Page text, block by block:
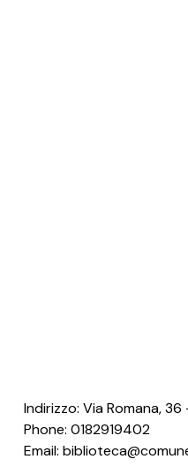
Indirizzo: Via Romana,
Phone: 0182919402
Email: